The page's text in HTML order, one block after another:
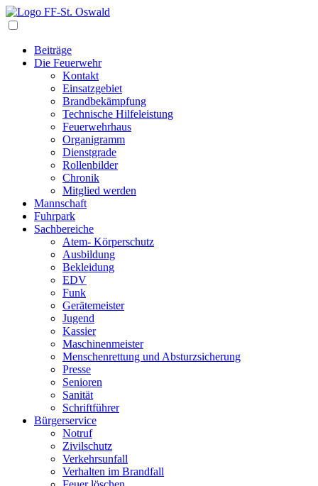
Beiträge
Die Feuerwehr
Kontakt
Einsatzgebiet
Brandbekämpfung
Technische Hilfeleistung
Feuerwehrhaus
Organigramm
Dienstgrade
Rollenbilder
Chronik
Mitglied werden
Mannschaft
Fuhrpark
Sachbereiche
Atem- Körperschutz
Ausbildung
Bekleidung
EDV
Funk
Gerätemeister
Jugend
Kassier
Maschinenmeister
Menschenrettung und Absturzsicherung
Presse
Senioren
Sanität
Schriftführer
Bürgerservice
Notruf
Zivilschutz
Verkehrsunfall
Verhalten im Brandfall